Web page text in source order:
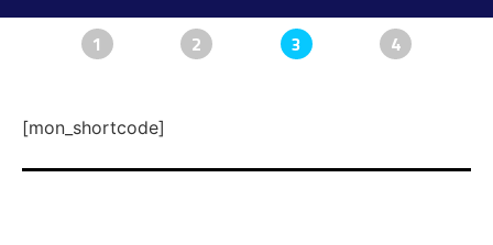
1 2 3 4
[mon_shortcode]